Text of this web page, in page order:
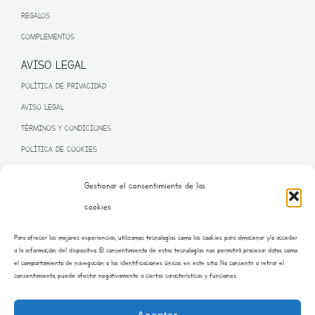
Gestionar el consentimiento de las
cookies
Para ofrecer las mejores experiencias, utilizamos tecnologías como las cookies para almacenar y/o acceder
a la información del dispositivo. El consentimiento de estas tecnologías nos permitirá procesar datos como
el comportamiento de navegación o las identificaciones únicas en este sitio. No consentir o retirar el
consentimiento, puede afectar negativamente a ciertas características y funciones.
REGALOS
COMPLEMENTOS
AVISO LEGAL
POLÍTICA DE PRIVACIDAD
AVISO LEGAL
TÉRMINOS Y CONDICIONES
POLÍTICA DE COOKIES
– NEXT GENERATION EU